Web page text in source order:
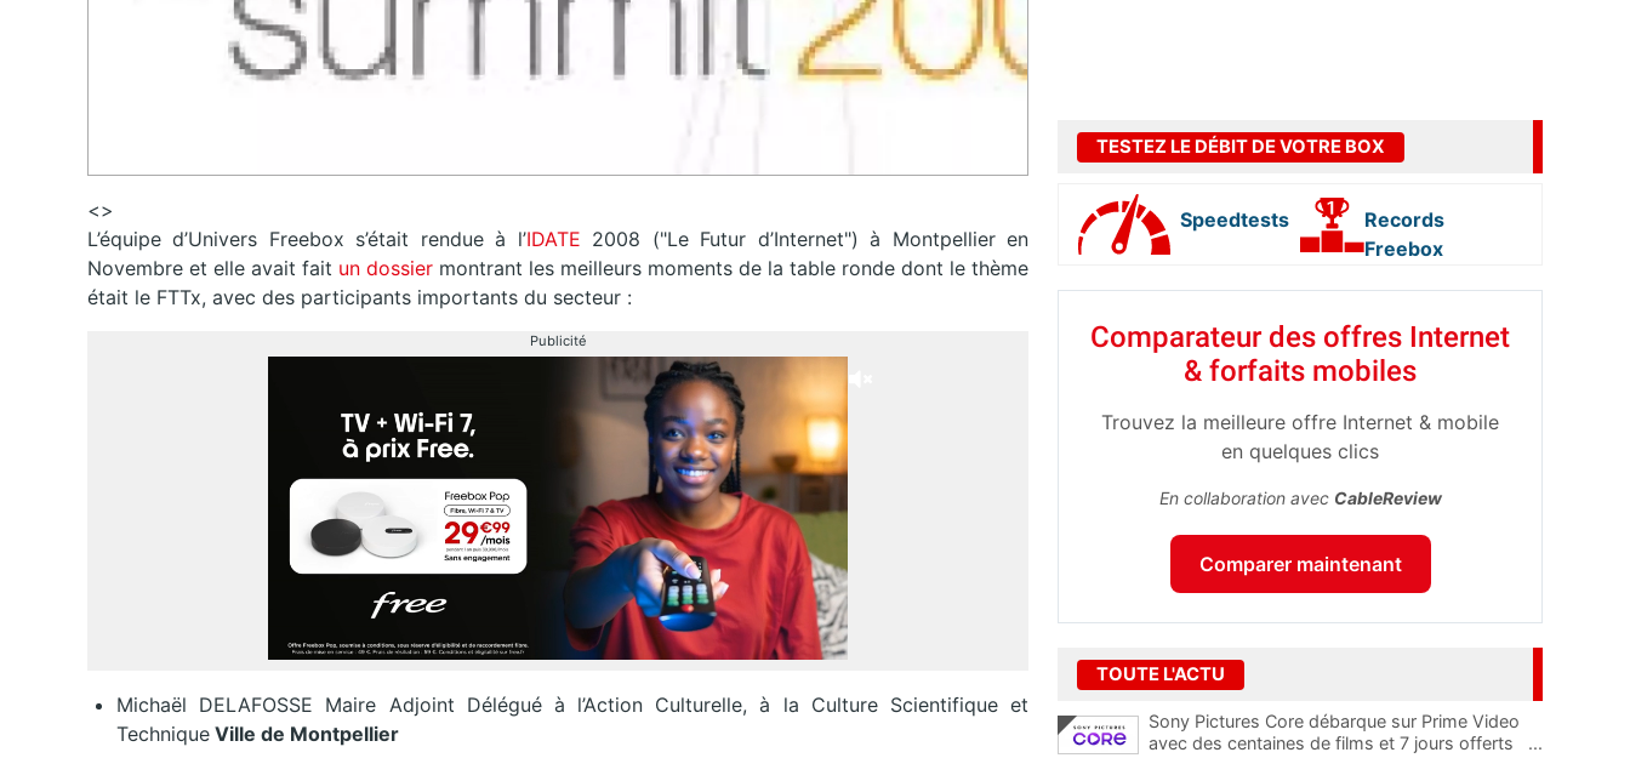
<>
L’équipe d’Univers Freebox s’était rendue à l’IDATE 2008 ("Le Futur d’Internet") à Montpellier en
Novembre et elle avait fait un dossier montrant les meilleurs moments de la table ronde dont le thème
était le FTTx, avec des participants importants du secteur :
Publicité
Michaël DELAFOSSE Maire Adjoint Délégué à l’Action Culturelle, à la Culture Scientifique et
Technique Ville de Montpellier
TESTEZ LE DÉBIT DE VOTRE BOX
Speedtests
Records
Freebox
Comparateur des offres Internet
& forfaits mobiles
Trouvez la meilleure offre Internet & mobile
en quelques clics
En collaboration avec CableReview
Comparer maintenant
TOUTE L'ACTU
Sony Pictures Core débarque sur Prime Video
avec des centaines de films et 7 jours offerts
...